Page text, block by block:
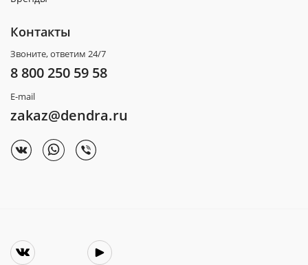
Контакты
Звоните, ответим 24/7
8 800 250 59 58
E-mail
zakaz@dendra.ru